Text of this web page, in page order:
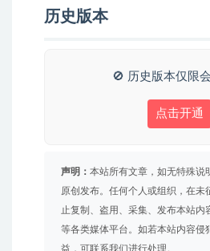
历史版本
🚫 历史版本仅限
点击开通
声明： 本站所有文章，如无特殊说
原创发布。任何个人或组织，在未
止复制、盗用、采集、发布本站内
等各类媒体平台。如若本站内容侵
益，可联系我们进行处理。